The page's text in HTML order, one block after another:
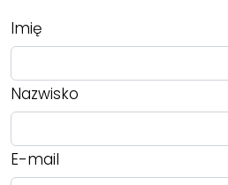
Imię
Nazwisko
E-mail